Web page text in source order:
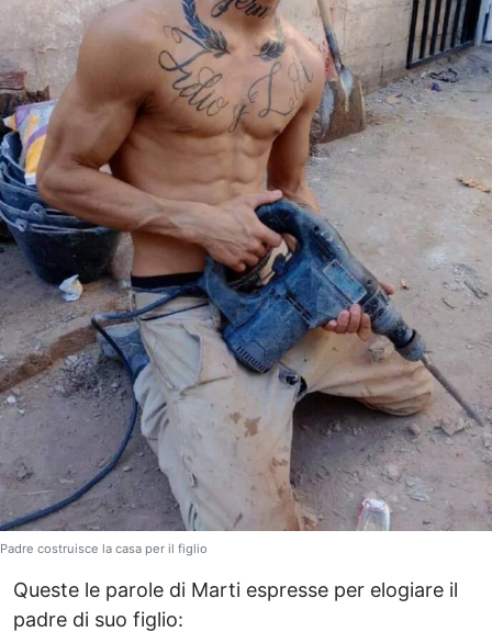
Padre costruisce la casa per il figlio
Queste le parole di Marti espresse per elogiare il
padre di suo figlio: